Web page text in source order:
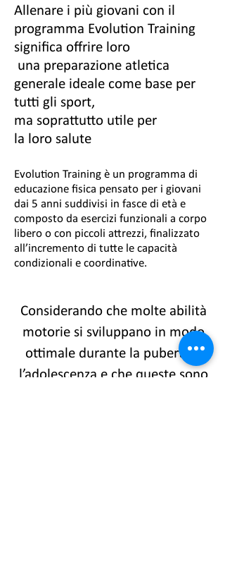
Evolution Training è un programma di
educazione fisica pensato per i giovani
dai 5 anni suddivisi in fasce di età e
composto da esercizi funzionali a corpo
libero o con piccoli attrezzi, finalizzato
all’incremento di tutte le capacità
condizionali e coordinative.
Allenare i più giovani con il
programma Evolution Training
significa offrire loro
una preparazione atletica
generale ideale come base per
tutti gli sport,
ma soprattutto utile per
la loro salute
Considerando che molte abilità
motorie si sviluppano in modo
ottimale durante la pubertà e
l’adolescenza e che queste sono